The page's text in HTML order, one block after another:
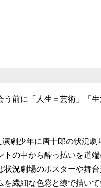
前に「人生＝芸術」「
劇少年に唐十郎の状況劇
の中から酔っ払いを道端
況劇場のポスターや舞
繊細な色彩と線で描い